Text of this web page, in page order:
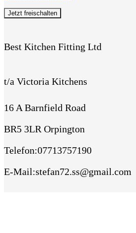
Jetzt freischalten
Best Kitchen Fitting Ltd
t/a Victoria Kitchens
16 A Barnfield Road
BR5 3LR Orpington
Telefon:07713757190
E-Mail:stefan72.ss@gmail.com